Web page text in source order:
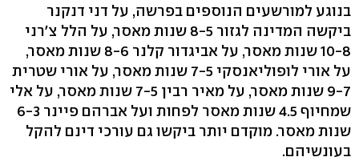
בנוגע למורשעים הנוספים בפרשה, על דני דנקנר
ביקשה המדינה לגזור 8-5 שנות מאסר, על הלל צ'רני
10-8 שנות מאסר, על אביגדור קלנר 8-6 שנות מאסר,
על אורי לופוליאנסקי 7-5 שנות מאסר, על אורי שטרית
9-7 שנות מאסר, על מאיר רבין 7-5 שנות מאסר, על אלי
שמחיוף 4.5 שנות מאסר לפחות ועל אברהם פיינר 6-3
שנות מאסר. מוקדם יותר ביקשו גם עורכי דינם להקל
בעונשיהם.